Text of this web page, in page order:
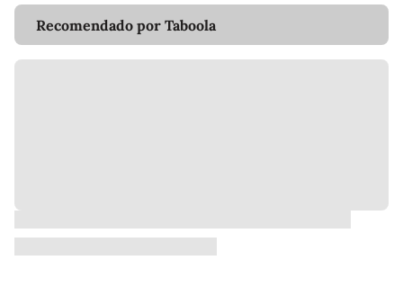
Recomendado por Taboola